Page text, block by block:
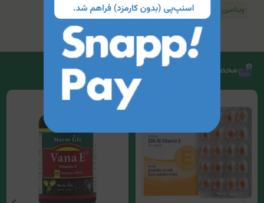
ویتامین E
محصولات مرتبط